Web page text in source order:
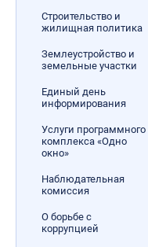
Строительство и
жилищная политика
Землеустройство и
земельные участки
Единый день
информирования
Услуги программного
комплекса «Одно
окно»
Наблюдательная
комиссия
О борьбе с
коррупцией